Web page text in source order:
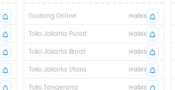
Gudang Online
Habis
Toko Jakarta Pusat
Habis
Toko Jakarta Barat
Habis
Toko Jakarta Utara
Habis
Toko Tangerang
Habis